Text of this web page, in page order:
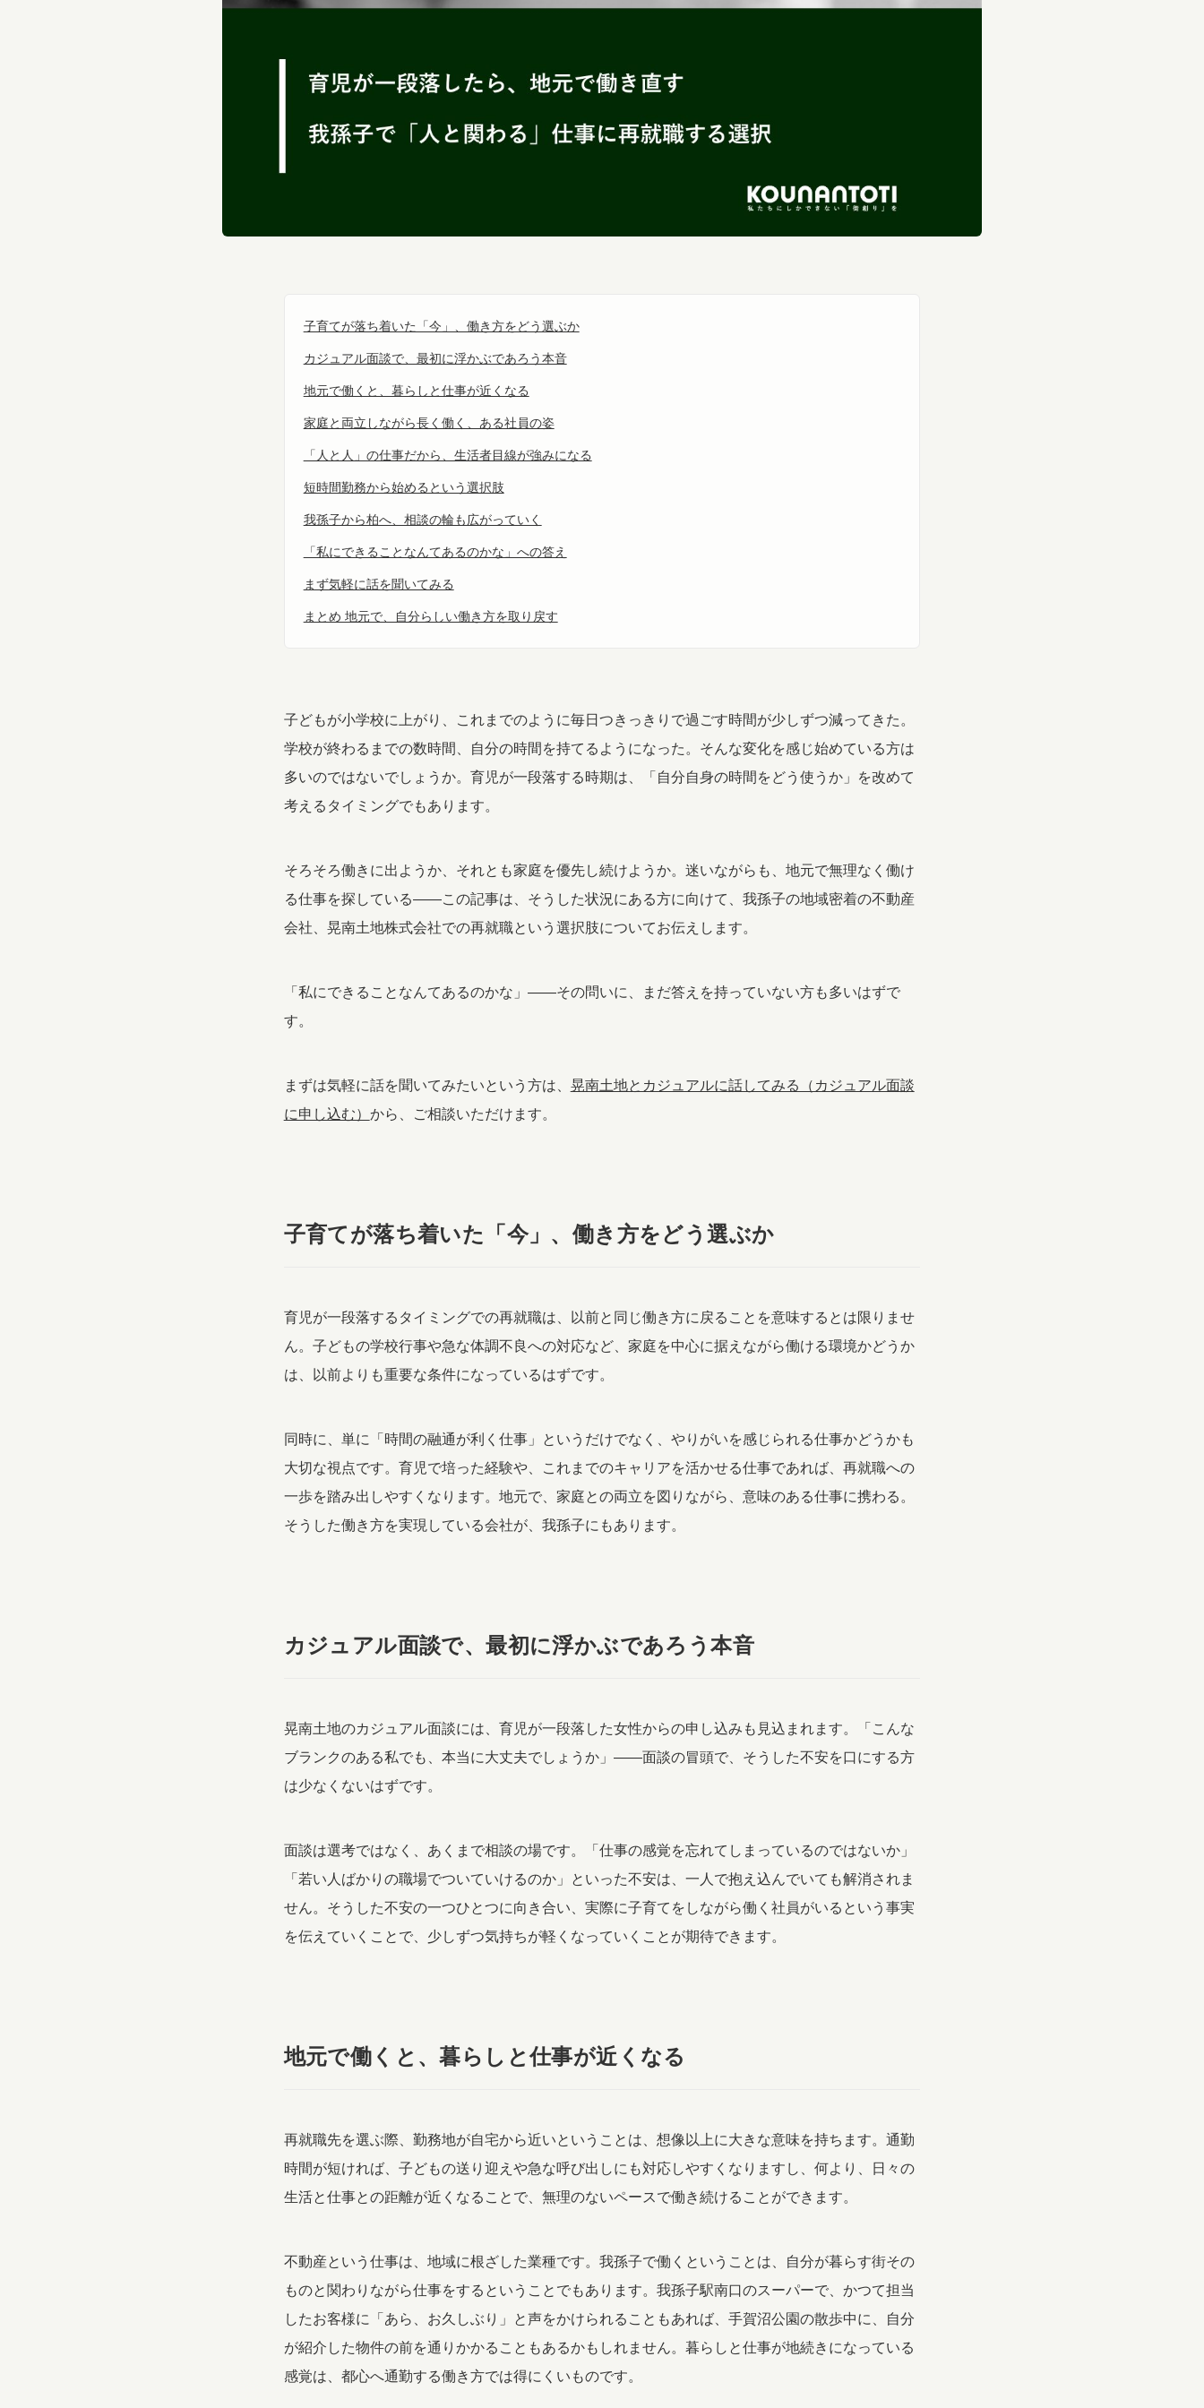
子育てが落ち着いた「今」、働き方をどう選ぶか
カジュアル面談で、最初に浮かぶであろう本音
地元で働くと、暮らしと仕事が近くなる
家庭と両立しながら長く働く、ある社員の姿
「人と人」の仕事だから、生活者目線が強みになる
短時間勤務から始めるという選択肢
我孫子から柏へ、相談の輪も広がっていく
「私にできることなんてあるのかな」への答え
まず気軽に話を聞いてみる
まとめ 地元で、自分らしい働き方を取り戻す
子どもが小学校に上がり、これまでのように毎日つきっきりで過ごす時間が少しずつ減ってきた。
学校が終わるまでの数時間、自分の時間を持てるようになった。そんな変化を感じ始めている方は
多いのではないでしょうか。育児が一段落する時期は、「自分自身の時間をどう使うか」を改めて
考えるタイミングでもあります。
そろそろ働きに出ようか、それとも家庭を優先し続けようか。迷いながらも、地元で無理なく働け
る仕事を探している——この記事は、そうした状況にある方に向けて、我孫子の地域密着の不動産
会社、晃南土地株式会社での再就職という選択肢についてお伝えします。
「私にできることなんてあるのかな」——その問いに、まだ答えを持っていない方も多いはずで
す。
まずは気軽に話を聞いてみたいという方は、 晃南土地とカジュアルに話してみる（カジュアル面談
に申し込む） から、ご相談いただけます。
子育てが落ち着いた「今」、働き方をどう選ぶか
育児が一段落するタイミングでの再就職は、以前と同じ働き方に戻ることを意味するとは限りませ
ん。子どもの学校行事や急な体調不良への対応など、家庭を中心に据えながら働ける環境かどうか
は、以前よりも重要な条件になっているはずです。
同時に、単に「時間の融通が利く仕事」というだけでなく、やりがいを感じられる仕事かどうかも
大切な視点です。育児で培った経験や、これまでのキャリアを活かせる仕事であれば、再就職への
一歩を踏み出しやすくなります。地元で、家庭との両立を図りながら、意味のある仕事に携わる。
そうした働き方を実現している会社が、我孫子にもあります。
カジュアル面談で、最初に浮かぶであろう本音
晃南土地のカジュアル面談には、育児が一段落した女性からの申し込みも見込まれます。「こんな
ブランクのある私でも、本当に大丈夫でしょうか」——面談の冒頭で、そうした不安を口にする方
は少なくないはずです。
面談は選考ではなく、あくまで相談の場です。「仕事の感覚を忘れてしまっているのではないか」
「若い人ばかりの職場でついていけるのか」といった不安は、一人で抱え込んでいても解消されま
せん。そうした不安の一つひとつに向き合い、実際に子育てをしながら働く社員がいるという事実
を伝えていくことで、少しずつ気持ちが軽くなっていくことが期待できます。
地元で働くと、暮らしと仕事が近くなる
再就職先を選ぶ際、勤務地が自宅から近いということは、想像以上に大きな意味を持ちます。通勤
時間が短ければ、子どもの送り迎えや急な呼び出しにも対応しやすくなりますし、何より、日々の
生活と仕事との距離が近くなることで、無理のないペースで働き続けることができます。
不動産という仕事は、地域に根ざした業種です。我孫子で働くということは、自分が暮らす街その
ものと関わりながら仕事をするということでもあります。我孫子駅南口のスーパーで、かつて担当
したお客様に「あら、お久しぶり」と声をかけられることもあれば、手賀沼公園の散歩中に、自分
が紹介した物件の前を通りかかることもあるかもしれません。暮らしと仕事が地続きになっている
感覚は、都心へ通勤する働き方では得にくいものです。